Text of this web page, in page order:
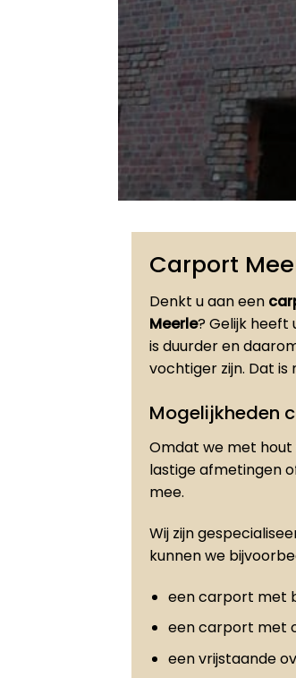
Carport
Denkt u aan een
Meerle? Gelijk heeft
is duurder en
vochtiger zijn. Dat is
Mogelijkheden
Omdat we met hout
lastige afmetingen
mee.
Wij zijn
kunnen we
een carport met
een carport met
een vrijstaande